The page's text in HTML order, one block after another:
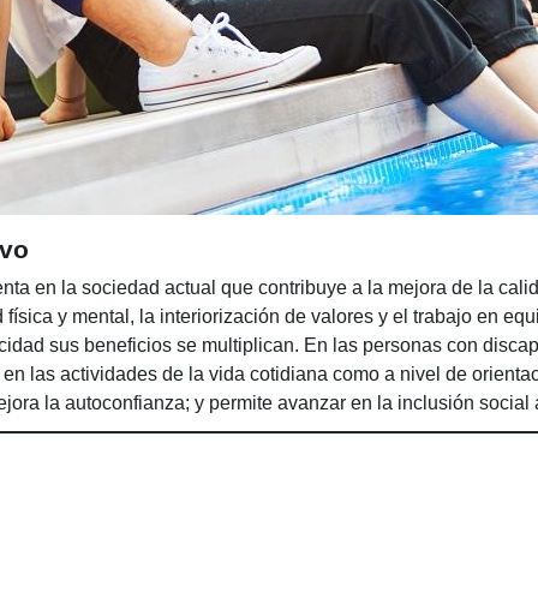
en la sociedad actual que contribuye a la mejora de la
y mental, la interiorización de valores y el trabajo en
sus beneficios se multiplican. En las personas con
las actividades de la vida cotidiana como a nivel de
la autoconfianza; y permite avanzar en la inclusión